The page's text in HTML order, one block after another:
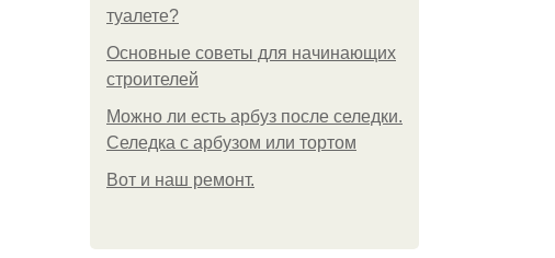
туалете?
Основные советы для начинающих
строителей
Можно ли есть арбуз после селедки.
Селедка с арбузом или тортом
Boт и наш ремoнт.